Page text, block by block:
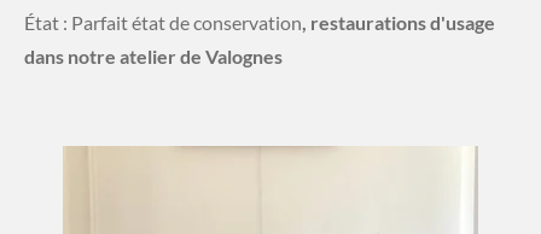
​État : Parfait état de conservation , restaurations d'usage
dans notre atelier de Valognes